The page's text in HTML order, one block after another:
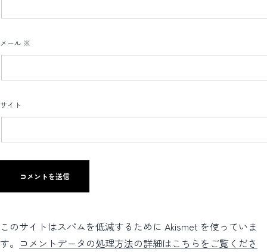
メール ※
サイト
このサイトはスパムを低減するために Akismet を使っていま
す。 コメントデータの処理方法の詳細はこちらをご覧くださ